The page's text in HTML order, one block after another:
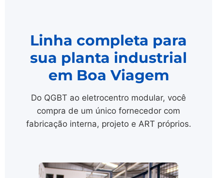
Linha completa para
sua planta industrial
em Boa Viagem
Do QGBT ao eletrocentro modular, você
compra de um único fornecedor com
fabricação interna, projeto e ART próprios.